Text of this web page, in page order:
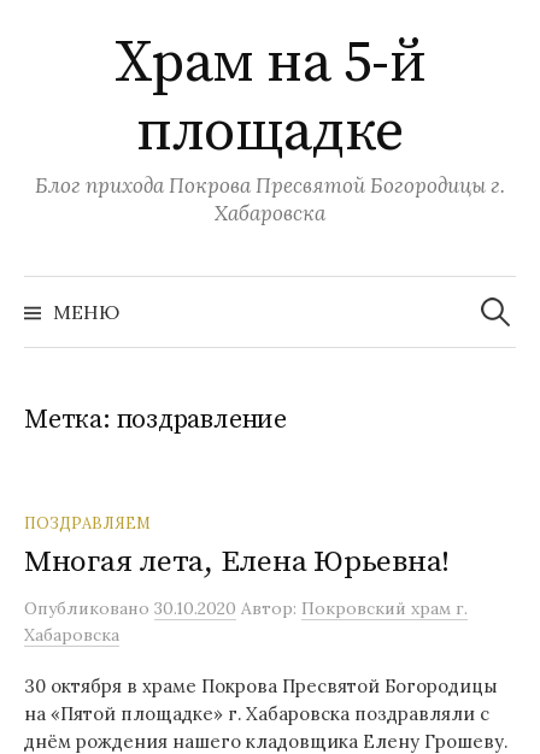
содержимомуХрам на 5-й
площадке
Блог прихода Покрова Пресвятой Богородицы г.
Хабаровска
МЕНЮ
Найти:
Метка: поздравление
ПОЗДРАВЛЯЕМ
Многая лета, Елена Юрьевна!
Опубликовано 30.10.2020 Автор: Покровский храм г.
Хабаровска
30 октября в храме Покрова Пресвятой Богородицы
на «Пятой площадке» г. Хабаровска поздравляли с
днём рождения нашего кладовщика Елену Грошеву.